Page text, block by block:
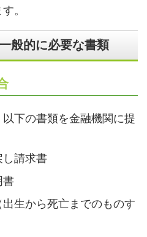
。
般的に必要な書類
下の書類を金融機関に提
し請求書
書
出生から死亡までのものす